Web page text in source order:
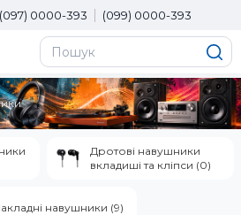
(097) 0000-393 (099) 0000-393
Дротові навушники
вкладиші та кліпси (0)
навушники (9)